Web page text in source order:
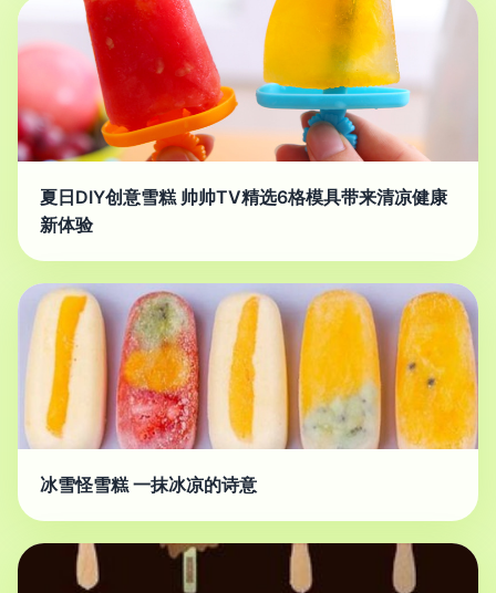
夏日DIY创意雪糕 帅帅TV精选6格模具带来清凉健康
新体验
冰雪怪雪糕 一抹冰凉的诗意